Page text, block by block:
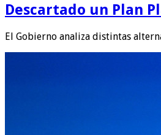
Descartado un Plan
El Gobierno analiza distintas